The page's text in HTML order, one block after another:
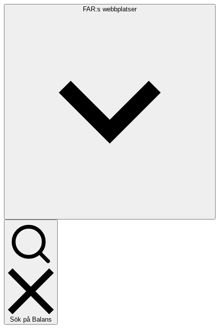
FAR:s webbplatser
Sök på Balans